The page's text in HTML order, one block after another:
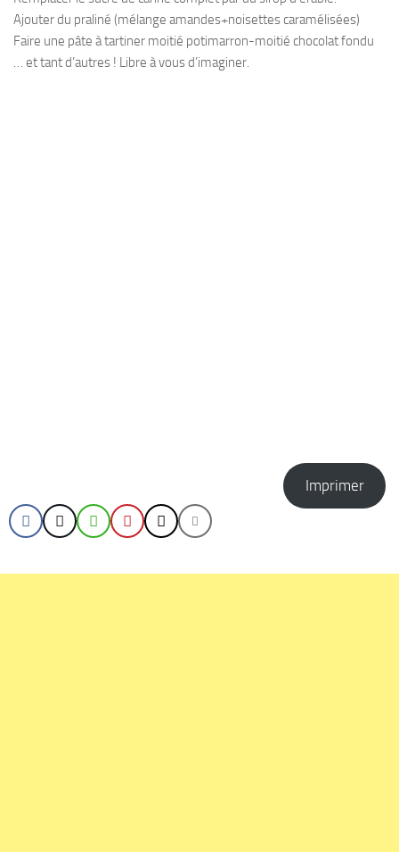
Ajouter du praliné (mélange amandes+noisettes caramélisées)
Faire une pâte à tartiner moitié potimarron-moitié chocolat fondu
… et tant d’autres ! Libre à vous d’imaginer.
Imprimer